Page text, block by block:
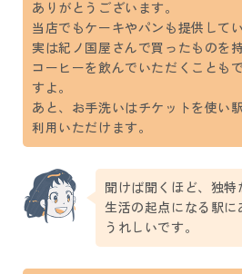
ありがとうございます。
当店でもケーキやパンも提供してい
実は紀ノ国屋さんで買ったものを
コーヒーを飲んでいただくことも
すよ。
あと、お手洗いはチケットを使い
利用いただけます。
聞けば聞くほど、独特
生活の起点になる駅
うれしいです。